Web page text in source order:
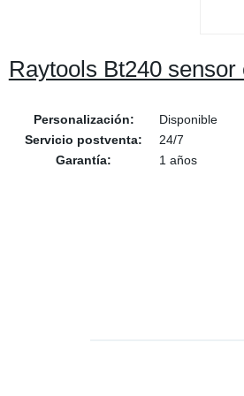
Raytools Bt240
Personalización:
Disponible
Servicio postventa:
24/7
Garantía:
1 años